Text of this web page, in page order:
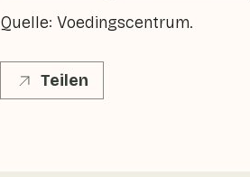
Quelle: Voedingscentrum.
Teilen